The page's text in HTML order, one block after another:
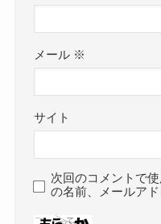
メール ※
サイト
次回のコメントで
の名前、メールア